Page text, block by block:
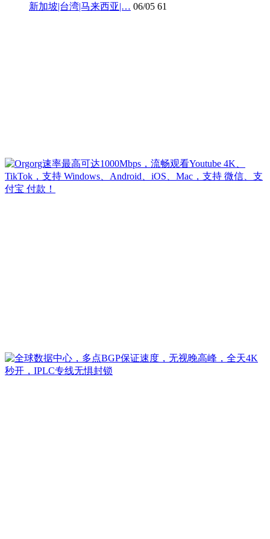
新加坡|台湾|马来西亚|… 06/05 61